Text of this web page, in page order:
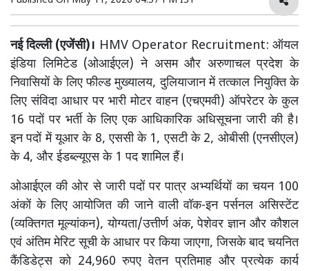
नई दिल्ली (एजेंसी)। HMV Operator Recruitment: ऑयल
इंडिया लिमिटेड (ओआईएल) ने असम और अरुणाचल प्रदेश के
निवासियों के लिए फील्ड मुख्यालय, दुलियाजान में तत्काल नियुक्ति के
लिए संविदा आधार पर भारी मोटर वाहन (एचएमवी) ऑपरेटर के कुल
16 पदों पर भर्ती के लिए एक आधिकारिक अधिसूचना जारी की है।
इन पदों में यूआर के 8, एससी के 1, एसटी के 2, ओबीसी (एनसीएल)
के 4, और ईडब्ल्यूएस के 1 पद शामिल हैं।
ओआईएल की ओर से जारी पदों पर पात्र अभ्यर्थियों का चयन 100
अंकों के लिए आयोजित की जाने वाली वॉक-इन पर्सनल असिस्टेंट
(व्यक्तिगत मूल्यांकन), योग्यता/उत्तीर्ण अंक, पेशेवर ज्ञान और कौशल
एवं अंतिम मेरिट सूची के आधार पर किया जाएगा, जिसके बाद चयनित
कैंडिडेट्स को 24,960 रुपए वेतन प्रतिमाह और प्रत्येक कार्य